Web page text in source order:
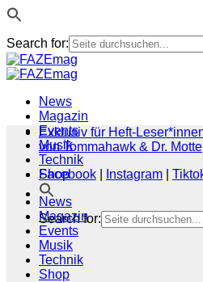
Search for:
Zum
Inhalt
News
Magazin
Events
Musik
Technik
Shop
Search for:
Exklusiv für Heft-
von Tommahawk & Dr. Motte
Facebook
Instagram
News
Magazin
Events
Musik
Technik
Shop